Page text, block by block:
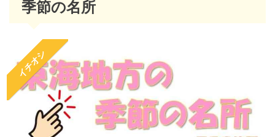
季節の名所
イチオシ